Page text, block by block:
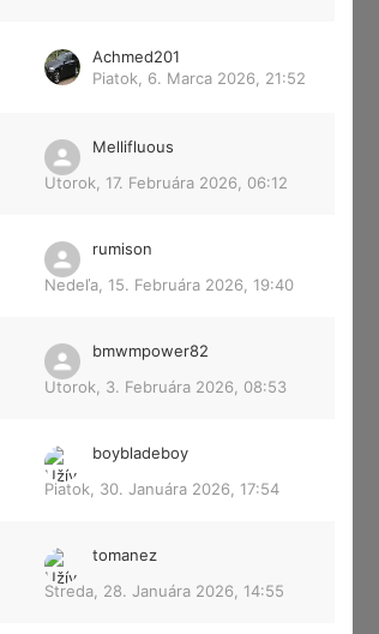
Achmed201
Piatok, 6. Marca 2026, 21:52
Mellifluous
Utorok, 17. Februára 2026, 06:12
rumison
Nedeľa, 15. Februára 2026, 19:40
bmwmpower82
Utorok, 3. Februára 2026, 08:53
boybladeboy
Piatok, 30. Januára 2026, 17:54
tomanez
Streda, 28. Januára 2026, 14:55